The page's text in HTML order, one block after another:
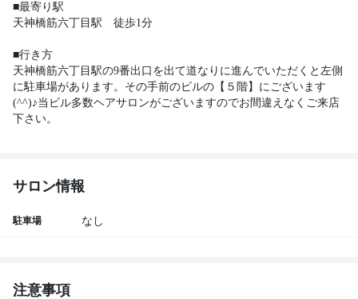
■最寄り駅
天神橋筋六丁目駅　徒歩1分
■行き方
天神橋筋六丁目駅の9番出口を出て道なりに進んでいただくと左側
に駐車場があります。その手前のビルの【５階】にございます
(^^)♪当ビル多数ヘアサロンがございますのでお間違えなくご来店
下さい。
サロン情報
駐車場 なし
注意事項